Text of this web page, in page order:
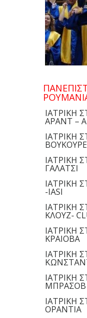
ΙΑΤΡΙΚΗ
ΑΡΑΝΤ –
ΙΑΤΡΙΚΗ
ΙΑΤΡΙΚΗ
ΓΑΛΑΤΣΙ
ΙΑΤΡΙΚΗ
-IASI
ΙΑΤΡΙΚΗ
ΚΛΟΥΖ-
ΙΑΤΡΙΚΗ
ΚΡΑΙΟΒΑ
ΙΑΤΡΙΚΗ
ΙΑΤΡΙΚΗ
ΜΠΡΑΣΟΒ
ΙΑΤΡΙΚΗ
ΟΡΑΝΤΙΑ